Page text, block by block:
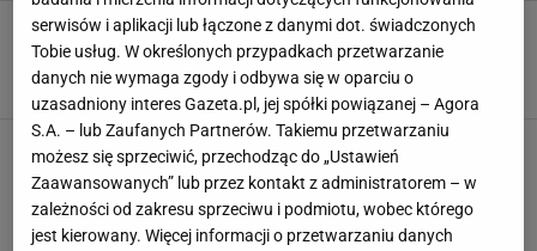
Zapomnij o czerni. Jeansy w kolorze kawy to
wiosenny ideał
Julia Goljan,10 KWIETNIA 2026, 06:05
Skórzana kurtka, klasyczne jeansy i ten jeden
dodatek. Wiosenna stylizacja Julii Wieniawy
zachwyca prostotą
Anna Chlebus, 12 MARCA 2026, 20:07
serwisów i aplikacji lub łączone z danymi dot. świadczonych
Tobie usług. W określonych przypadkach przetwarzanie
danych nie wymaga zgody i odbywa się w oparciu o
uzasadniony interes Gazeta.pl, jej spółki powiązanej – Agora
S.A. – lub Zaufanych Partnerów. Takiemu przetwarzaniu
możesz się sprzeciwić, przechodząc do „Ustawień
Zaawansowanych” lub przez kontakt z administratorem – w
zależności od zakresu sprzeciwu i podmiotu, wobec którego
jest kierowany. Więcej informacji o przetwarzaniu danych